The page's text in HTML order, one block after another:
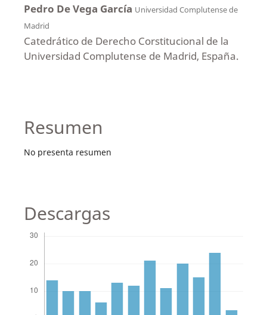
Pedro De Vega García Universidad Complutense de
Madrid
Catedrático de Derecho Corstitucional de la
Universidad Complutense de Madrid, España.
Resumen
No presenta resumen
Descargas